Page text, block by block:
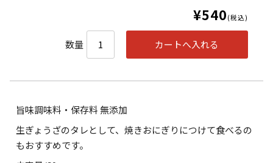
¥540 (税込)
数量
旨味調味料・保存料 無添加
生ぎょうざのタレとして、焼きおにぎりにつけて食べるの
もおすすめです。